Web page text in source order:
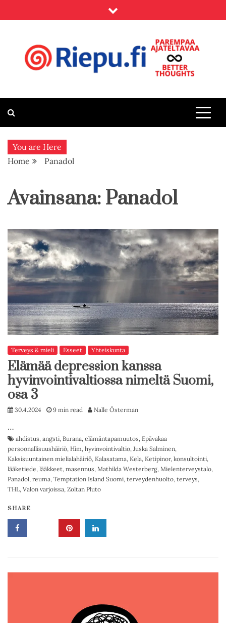
to
Riepu.fi
You are Here
Home
Panadol
Avainsana: Panadol
Terveys & mieli Esseet Yhteiskunta
Elämää depression kanssa
hyvinvointivaltiossa nimeltä Suomi,
osa 3
30.4.2024 9 min read Nalle Österman
…
ahdistus, angsti, Burana, elämäntapamuutos, Epävakaa
persoonallisuushäiriö, Him, hyvinvointivaltio, Juska Salminen,
Kaksisuuntainen mielialahäiriö, Kalasatama, Kela, Ketipinor, konsultointi,
lääketiede, lääkkeet, masennus, Mathilda Westerberg, Mielenterveystalo,
Panadol, reuma, Temptation Island Suomi, terveydenhuolto, terveys,
THL, Valon varjoissa, Zoltan Pluto
SHARE